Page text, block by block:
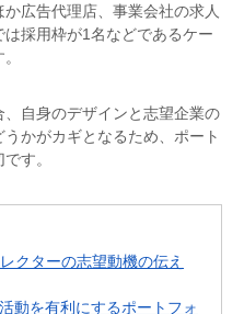
広告代理店、事業会社の求人
採用枠が1名などであるケー
自身のデザインと志望企業の
かがカギとなるため、ポート
す。
クターの志望動機の伝え
動を有利にするポートフォ